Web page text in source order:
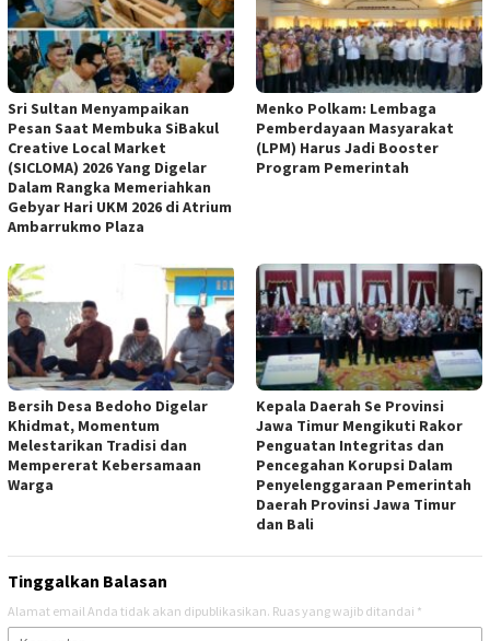
Sri Sultan Menyampaikan
Pesan Saat Membuka SiBakul
Creative Local Market
(SICLOMA) 2026 Yang Digelar
Dalam Rangka Memeriahkan
Gebyar Hari UKM 2026 di Atrium
Ambarrukmo Plaza
Menko Polkam: Lembaga
Pemberdayaan Masyarakat
(LPM) Harus Jadi Booster
Program Pemerintah
Bersih Desa Bedoho Digelar
Khidmat, Momentum
Melestarikan Tradisi dan
Mempererat Kebersamaan
Warga
Kepala Daerah Se Provinsi
Jawa Timur Mengikuti Rakor
Penguatan Integritas dan
Pencegahan Korupsi Dalam
Penyelenggaraan Pemerintah
Daerah Provinsi Jawa Timur
dan Bali
Tinggalkan Balasan
Alamat email Anda tidak akan dipublikasikan. Ruas yang wajib ditandai *